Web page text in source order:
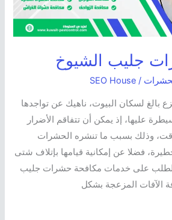
جليب الشيوخ
/
SEO House
لسكان البيوت، ناهيك عن تواجدها
عليها، إذ يمكن أن تتفاقم الأضرار
وذلك بسبب ما تنشره الحشرات
فضلا عن إمكانية قيامها بإتلاف شتى
الطلب على خدمات مكافحة حشرات جليب
الآفات المزعجة بشكل